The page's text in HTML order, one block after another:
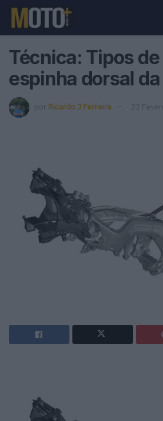
Técnica: Tipos
espinha dorsal
por Ricardo J Ferreira 22